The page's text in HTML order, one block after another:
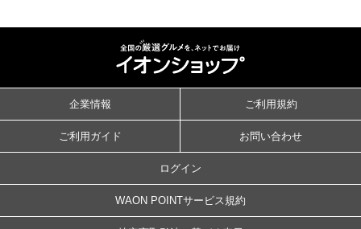
企業情報 ご利用規約
ご利用ガイド お問い合わせ
ログイン
WAON POINTサービス規約